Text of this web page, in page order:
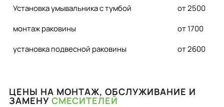
Установка умывальника с тумбой
от 2500
монтаж раковины
от 1700
установка подвесной раковины
от 2600
ЦЕНЫ НА МОНТАЖ, ОБСЛУЖИВАНИЕ И
ЗАМЕНУ СМЕСИТЕЛЕЙ